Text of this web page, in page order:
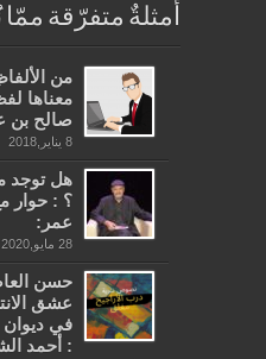
أمثلةٌ متفرّقة
من
معناها
صالح بن
8 يناير,2018
هل توجد
؟ : حوار
عمر:
28 مايو,2020
حسن
عشق
في ديوان
: أحمد